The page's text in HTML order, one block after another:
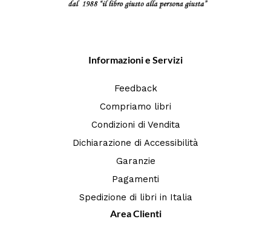
Informazioni e Servizi
Feedback
Compriamo libri
Condizioni di Vendita
Dichiarazione di Accessibilità
Garanzie
Pagamenti
Spedizione di libri in Italia
Area Clienti